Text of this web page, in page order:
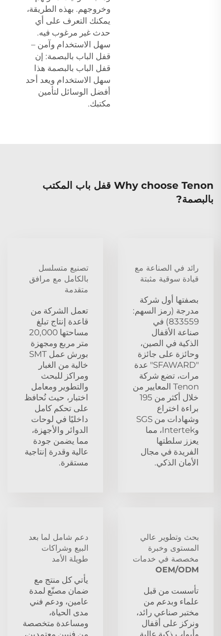
وخروجهم. بهذه الطريقة،
يمكنك التعرف على أي
حدث غير مرغوب فيه.
سهل الاستخدام وآمن –
قفل الباب بالبصمة: إن
قفل الباب بالبصمة هذا
سهل الاستخدام ويعد أحد
أفضل الوسائل لتأمين
مكتبك.
Why choose Tenon قفل باب المكتب
بالبصمة?
رائد في الصناعة مع
قيادة سوقية مثبتة
بصفتها أول شركة
مدرجة (رمز السهم:
833559) في
صناعة الأقفال
الذكية في الصين،
وحائزة على جائزة
"SFAWARD" عدة
مرات، تضع شركة
Tenon المعايير من
خلال أكثر من 195
براءة اختراع
وشهادات من SGS
وIntertek، مما
يعزز سلطتها
الفريدة في مجال
الأمان الذكي.
تصنيع متسلسل
بالكامل مع مرافق
متقدمة
تعمل الشركة من
قاعدة إنتاج تبلغ
مساحتها 20,000
متر مربع ومجهزة
بورش عمل SMT
خالية من الغبار
ومراكز للبحث
والتطوير ومعامل
اختبار، حيث نُحافظ
على تحكم كامل
داخليًا في لوحات
الدوائر والأجهزة،
مما يضمن جودة
عالية وقدرة إنتاجية
مستقرة.
بحث وتطوير عالي
المستوى وخبرة
مخصصة في خدمات
OEM/ODM
تأسست من قبل
علماء وبدعم من
مختبر صناعي رائد،
ونركز على أقفال
وأبواب ذكية عالية
دعم شامل لما بعد
البيع وشراكات
طويلة الأمد
يأتي كل منتج مع
ضمان مصنّع لمدة
عامين، ودعم فني
مدى الحياة،
ومساعدة متخصصة
من فنيين معتمدين،